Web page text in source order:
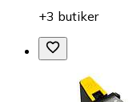
+3 butiker